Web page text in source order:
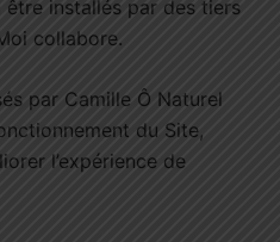
être installés par des tiers
collabore.
par Camille Ô Naturel
du Site,
l’expérience de